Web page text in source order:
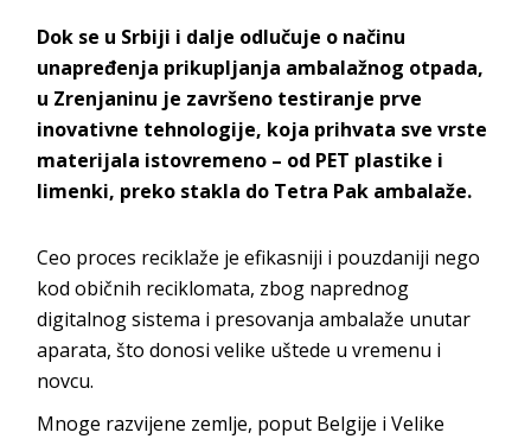
Dok se u Srbiji i dalje odlučuje o načinu
unapređenja prikupljanja ambalažnog otpada,
u Zrenjaninu je završeno testiranje prve
inovativne tehnologije, koja prihvata sve vrste
materijala istovremeno – od PET plastike i
limenki, preko stakla do Tetra Pak ambalaže.
Ceo proces reciklaže je efikasniji i pouzdaniji nego
kod običnih reciklomata, zbog naprednog
digitalnog sistema i presovanja ambalaže unutar
aparata, što donosi velike uštede u vremenu i
novcu.
Mnoge razvijene zemlje, poput Belgije i Velike